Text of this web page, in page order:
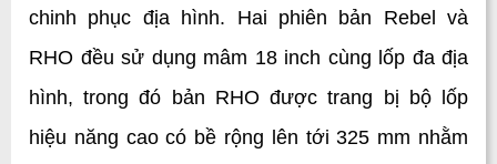
chinh phục địa hình. Hai phiên bản Rebel và
RHO đều sử dụng mâm 18 inch cùng lốp đa địa
hình, trong đó bản RHO được trang bị bộ lốp
hiệu năng cao có bề rộng lên tới 325 mm nhằm